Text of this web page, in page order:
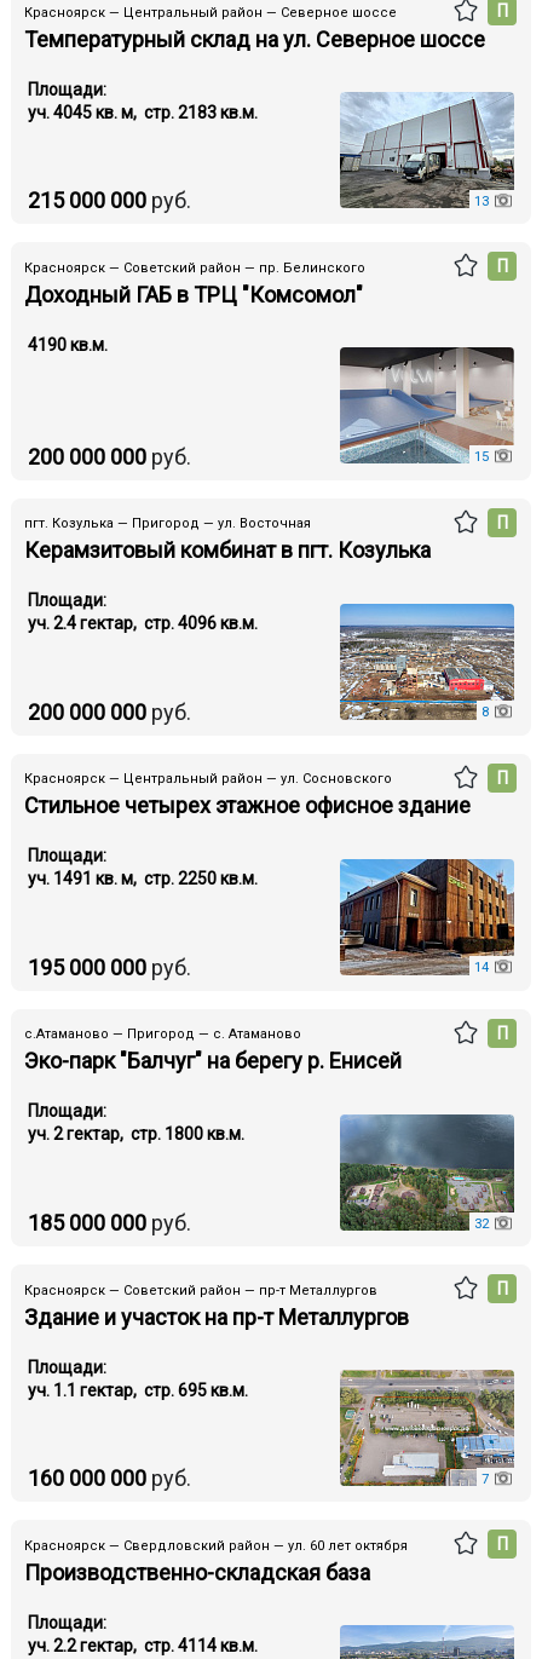
Красноярск — Центральный район — Северное шоссе
Температурный склад на ул. Северное шоссе
П
13
215 000 000руб.
Площади:
уч. 4045 кв. м, стр. 2183 кв.м.
Красноярск — Советский район — пр. Белинского
Доходный ГАБ в ТРЦ "Комсомол"
П
15
200 000 000руб.
4190 кв.м.
пгт. Козулька — Пригород — ул. Восточная
Керамзитовый комбинат в пгт. Козулька
П
8
200 000 000руб.
Площади:
уч. 2.4 гектар, стр. 4096 кв.м.
Красноярск — Центральный район — ул. Сосновского
Стильное четырех этажное офисное здание
П
14
195 000 000руб.
Площади:
уч. 1491 кв. м, стр. 2250 кв.м.
с.Атаманово — Пригород — с. Атаманово
Эко-парк "Балчуг" на берегу р. Енисей
П
32
185 000 000руб.
Площади:
уч. 2 гектар, стр. 1800 кв.м.
Красноярск — Советский район — пр-т Металлургов
Здание и участок на пр-т Металлургов
П
7
160 000 000руб.
Площади:
уч. 1.1 гектар, стр. 695 кв.м.
Красноярск — Свердловский район — ул. 60 лет октября
Производственно-складская база
П
Площади:
уч. 2.2 гектар, стр. 4114 кв.м.